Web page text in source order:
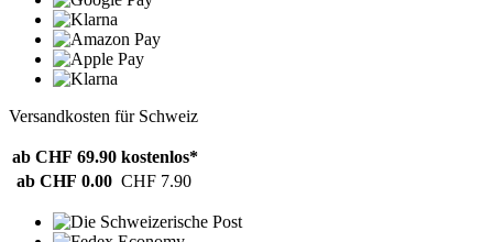
Versandkosten für Schweiz
ab CHF 69.90 kostenlos*
ab CHF 0.00 CHF 7.90